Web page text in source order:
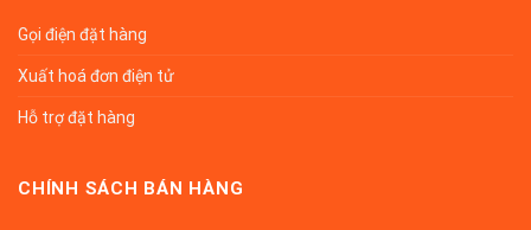
Gọi điện đặt hàng
Xuất hoá đơn điện tử
Hỗ trợ đặt hàng
CHÍNH SÁCH BÁN HÀNG